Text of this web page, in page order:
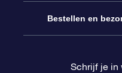
Blog
OSR Cadeaupakket
Sterrenregister
Bestellen en
Schrijf je in